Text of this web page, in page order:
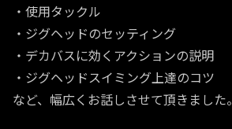
・使用タックル
・ジグヘッドのセッティング
・デカバスに効くアクションの説明
・ジグヘッドスイミング上達のコツ
など、幅広くお話しさせて頂きました。